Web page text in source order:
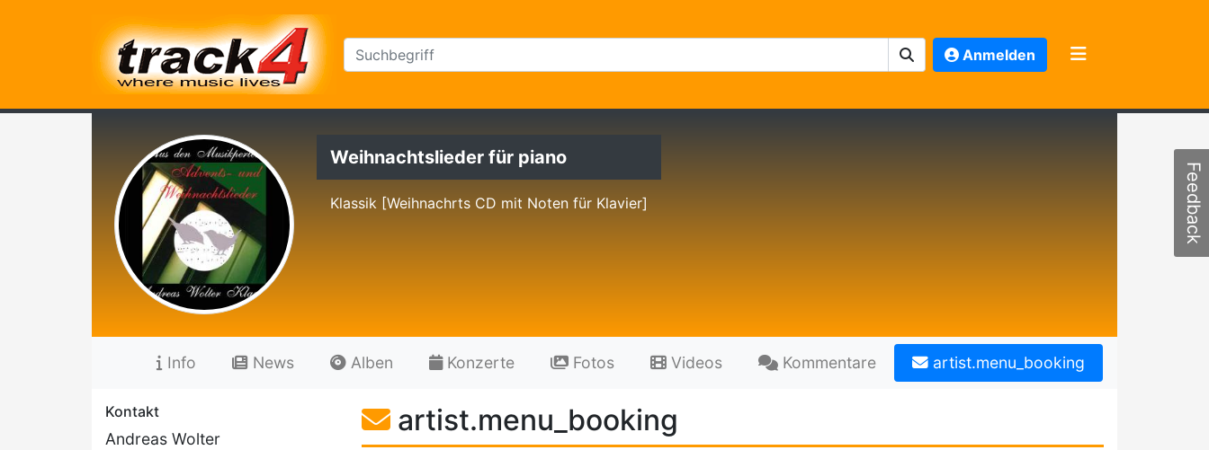
Anmelden
Weihnachtslieder für piano
Klassik [Weihnachrts CD mit Noten für Klavier]
Info News Alben Konzerte Fotos Videos Kommentare artist.menu_booking
Kontakt
Andreas Wolter
artist.menu_booking
Feedback